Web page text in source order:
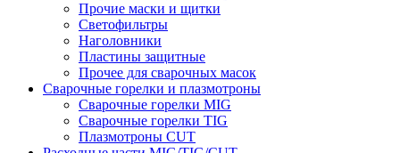
Прочие маски и щитки
Светофильтры
Наголовники
Пластины защитные
Прочее для сварочных масок
Сварочные горелки и плазмотроны
Сварочные горелки MIG
Сварочные горелки TIG
Плазмотроны CUT